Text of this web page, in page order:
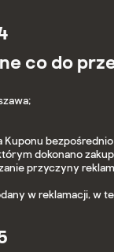
co do
dokonano
przyczyny
w reklamacji, w